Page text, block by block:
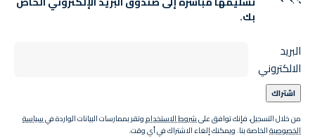
بك.
البريد
الالكتروني
من خلال التسجيل، فإنك توافق علىشروط الاستخداموتقر بممارسات البيانات الواردة فيسياسة
الخصوصيةالخاصة بنا. ويمكنك إلغاء الاشتراك في أي وقت.